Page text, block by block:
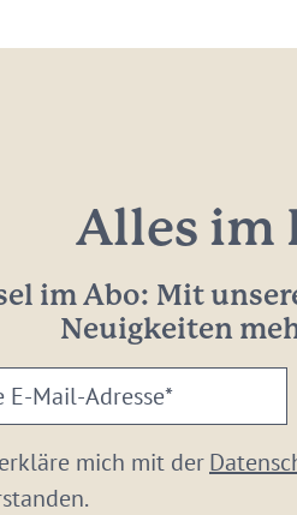
Alles im
im Abo: Mit
Neuigkeiten
mich mit der